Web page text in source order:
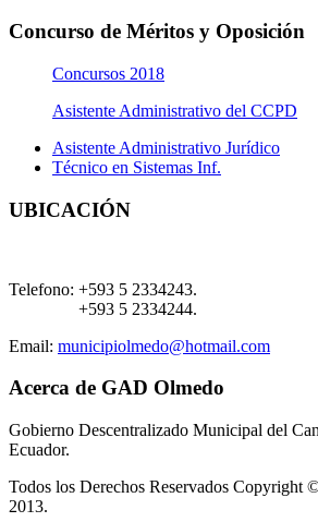
Concurso de Méritos y Oposición
Concursos 2018
Asistente Administrativo del CCPD
Asistente Administrativo Jurídico
Técnico en Sistemas Inf.
UBICACIÓN
Telefono: +593 5 2334243.
+593 5 2334244.
Email: municipiolmedo@hotmail.com
Acerca de GAD Olmedo
Gobierno Descentralizado Municipal del
Ecuador.
Todos los Derechos Reservados
2013.